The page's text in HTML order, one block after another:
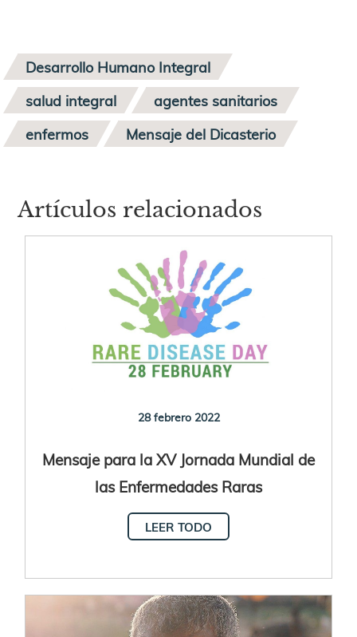
Desarrollo Humano Integral
salud integral
agentes sanitarios
enfermos
Mensaje del Dicasterio
Artículos relacionados
28 febrero 2022
Mensaje para la XV Jornada Mundial de
las Enfermedades Raras
LEER TODO